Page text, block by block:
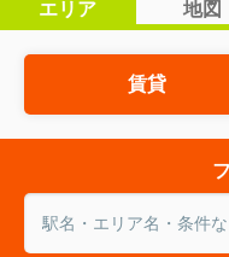
エリア 地図
賃貸